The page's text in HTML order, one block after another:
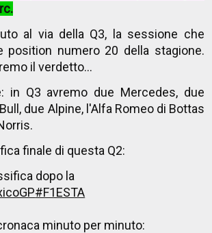
al via della Q3, la sessione che
position numero 20 della stagione.
il verdetto...
in Q3 avremo due Mercedes, due
due Alpine, l'Alfa Romeo di Bottas
finale di questa Q2:
dopo la
#F1ESTA
minuto per minuto: